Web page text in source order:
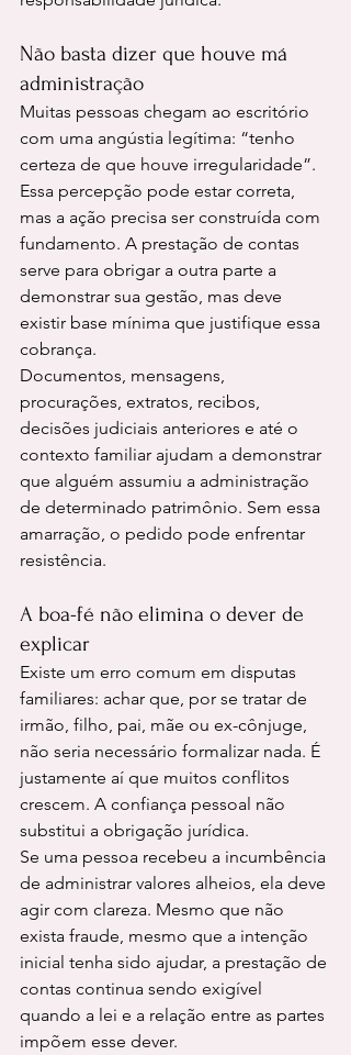
Não basta dizer que houve má
administração
Muitas pessoas chegam ao escritório
com uma angústia legítima: “tenho
certeza de que houve irregularidade”.
Essa percepção pode estar correta,
mas a ação precisa ser construída com
fundamento. A prestação de contas
serve para obrigar a outra parte a
demonstrar sua gestão, mas deve
existir base mínima que justifique essa
cobrança.
Documentos, mensagens,
procurações, extratos, recibos,
decisões judiciais anteriores e até o
contexto familiar ajudam a demonstrar
que alguém assumiu a administração
de determinado patrimônio. Sem essa
amarração, o pedido pode enfrentar
resistência.
A boa-fé não elimina o dever de
explicar
Existe um erro comum em disputas
familiares: achar que, por se tratar de
irmão, filho, pai, mãe ou ex-cônjuge,
não seria necessário formalizar nada. É
justamente aí que muitos conflitos
crescem. A confiança pessoal não
substitui a obrigação jurídica.
Se uma pessoa recebeu a incumbência
de administrar valores alheios, ela deve
agir com clareza. Mesmo que não
exista fraude, mesmo que a intenção
inicial tenha sido ajudar, a prestação de
contas continua sendo exigível
quando a lei e a relação entre as partes
impõem esse dever.